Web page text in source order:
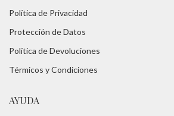
Política de Privacidad
Protección de Datos
Política de Devoluciones
Térmicos y Condiciones
AYUDA